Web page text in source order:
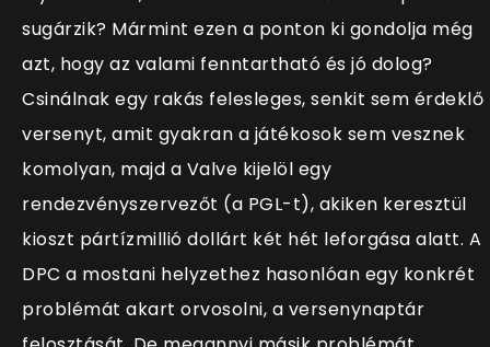
sugárzik? Mármint ezen a ponton ki gondolja még
azt, hogy az valami fenntartható és jó dolog?
Csinálnak egy rakás felesleges, senkit sem érdeklő
versenyt, amit gyakran a játékosok sem vesznek
komolyan, majd a Valve kijelöl egy
rendezvényszervezőt (a PGL-t), akiken keresztül
kioszt pártízmillió dollárt két hét leforgása alatt. A
DPC a mostani helyzethez hasonlóan egy konkrét
problémát akart orvosolni, a versenynaptár